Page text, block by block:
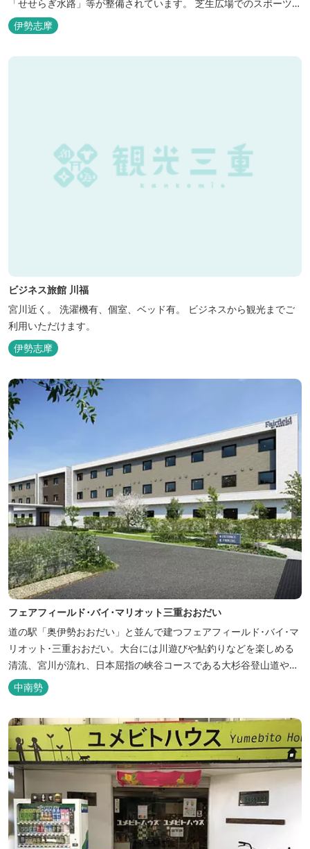
「せせらぎ水路」等が整備されています。 芝生広場でのスポーツや
バーベキューはもちろん、 車での乗り入れも可能なため、オートキ
ャンプなどもお楽しみいただけます！ 火災防止のため、バーベキュ
ー･焚火等をする際は、 直火にならないように焚火台･コンロ等を
伊勢志摩
ビジネス旅館 川福
宮川近く。 洗濯機有、個室、ベッド有。 ビジネスから観光までご
利用いただけます。
伊勢志摩
フェアフィールド･バイ･マリオット三重おおだい
道の駅「奥伊勢おおだい」と並んで建つフェアフィールド･バイ･マ
リオット･三重おおだい。大台には川遊びや鮎釣りなどを楽しめる
清流、宮川が流れ、日本屈指の峡谷コースである大杉谷登山道や、
登山初心者から楽しめる総門山など、表情豊かな山々が連なりま
す。 日本の滝百選に選ばれている七ッ釜滝など、大自然が作り出す
四季折々の景観は実に壮大です。身も心もリフレッシュする旅の拠
点として、当ホテルは快適さを追...
中南勢